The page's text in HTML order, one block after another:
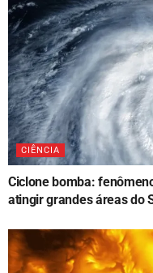
CIÊNCIA
Ciclone bomba:
atingir grandes áreas do